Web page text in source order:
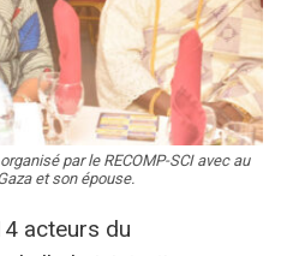
par le RECOMP-SCI avec au
et son épouse.
acteurs du